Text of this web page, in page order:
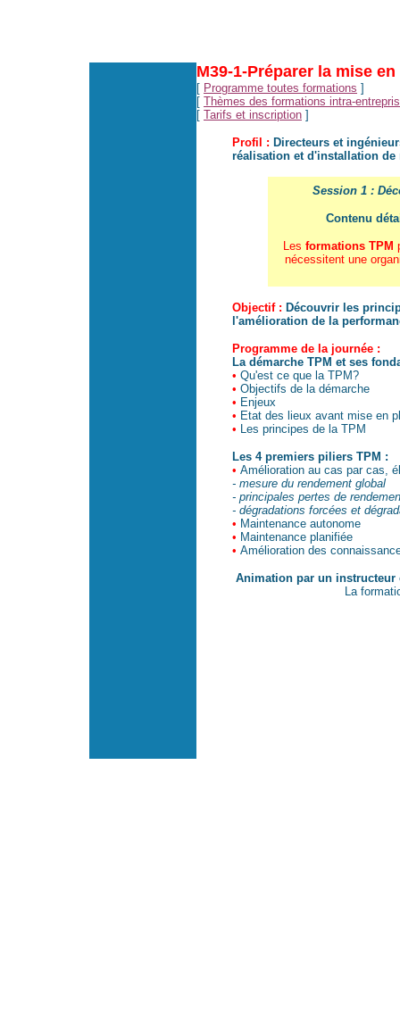
M39-1-Préparer la mise
[ Programme toutes formations ]
[ Thèmes des formations intra-
[ Tarifs et inscription ]
Profil : Directeurs et
réalisation et d'installation de
Session 1 :
Contenu
Les formations TPM
nécessitent une
Objectif : Découvrir les
l'amélioration de la
Programme de la journée :
La démarche TPM et ses
• Qu'est ce que la TPM?
• Objectifs de la démarche
• Enjeux
• Etat des lieux avant mise en
• Les principes de la TPM
Les 4 premiers piliers TPM :
• Amélioration au cas par cas,
- mesure du rendement global
- principales pertes de
- dégradations forcées et
• Maintenance autonome
• Maintenance planifiée
• Amélioration des
Animation par un instructeur
La